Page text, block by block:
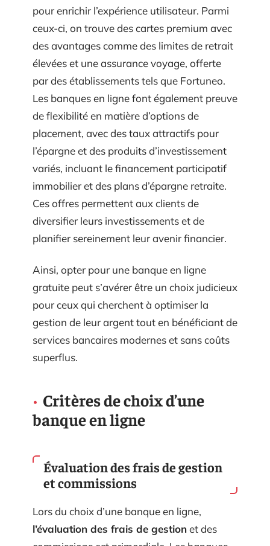
pour enrichir l’expérience utilisateur. Parmi
ceux-ci, on trouve des cartes premium avec
des avantages comme des limites de retrait
élevées et une assurance voyage, offerte
par des établissements tels que Fortuneo.
Les banques en ligne font également preuve
de flexibilité en matière d’options de
placement, avec des taux attractifs pour
l’épargne et des produits d’investissement
variés, incluant le financement participatif
immobilier et des plans d’épargne retraite.
Ces offres permettent aux clients de
diversifier leurs investissements et de
planifier sereinement leur avenir financier.
Ainsi, opter pour une banque en ligne
gratuite peut s’avérer être un choix judicieux
pour ceux qui cherchent à optimiser la
gestion de leur argent tout en bénéficiant de
services bancaires modernes et sans coûts
superflus.
Critères de choix d’une
banque en ligne
Évaluation des frais de gestion
et commissions
Lors du choix d’une banque en ligne,
l’évaluation des frais de gestionet des